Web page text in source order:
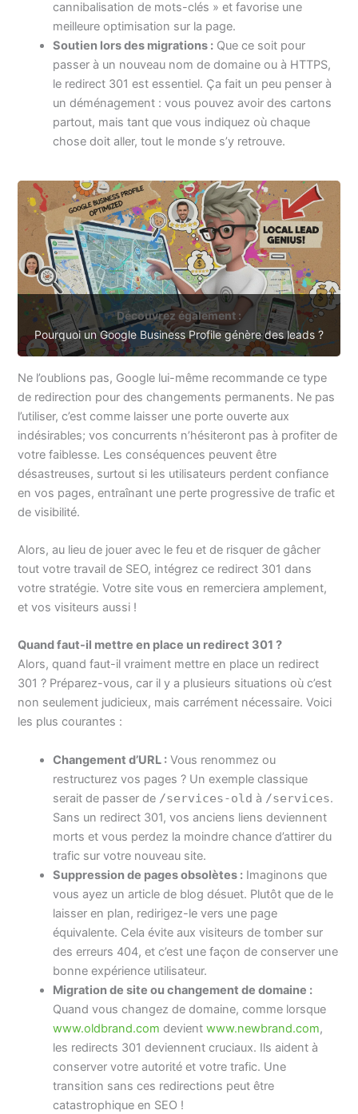
cannibalisation de mots-clés » et favorise une
meilleure optimisation sur la page.
Soutien lors des migrations : Que ce soit pour
passer à un nouveau nom de domaine ou à HTTPS,
le redirect 301 est essentiel. Ça fait un peu penser à
un déménagement : vous pouvez avoir des cartons
partout, mais tant que vous indiquez où chaque
chose doit aller, tout le monde s’y retrouve.
Découvrez également :
Pourquoi un Google Business Profile génère des leads ?
Ne l’oublions pas, Google lui-même recommande ce type
de redirection pour des changements permanents. Ne pas
l’utiliser, c’est comme laisser une porte ouverte aux
indésirables; vos concurrents n’hésiteront pas à profiter de
votre faiblesse. Les conséquences peuvent être
désastreuses, surtout si les utilisateurs perdent confiance
en vos pages, entraînant une perte progressive de trafic et
de visibilité.
Alors, au lieu de jouer avec le feu et de risquer de gâcher
tout votre travail de SEO, intégrez ce redirect 301 dans
votre stratégie. Votre site vous en remerciera amplement,
et vos visiteurs aussi !
Quand faut-il mettre en place un redirect 301 ?
Alors, quand faut-il vraiment mettre en place un redirect
301 ? Préparez-vous, car il y a plusieurs situations où c’est
non seulement judicieux, mais carrément nécessaire. Voici
les plus courantes :
Changement d’URL : Vous renommez ou
restructurez vos pages ? Un exemple classique
serait de passer de /services-old à /services.
Sans un redirect 301, vos anciens liens deviennent
morts et vous perdez la moindre chance d’attirer du
trafic sur votre nouveau site.
Suppression de pages obsolètes : Imaginons que
vous ayez un article de blog désuet. Plutôt que de le
laisser en plan, redirigez-le vers une page
équivalente. Cela évite aux visiteurs de tomber sur
des erreurs 404, et c’est une façon de conserver une
bonne expérience utilisateur.
Migration de site ou changement de domaine :
Quand vous changez de domaine, comme lorsque
www.oldbrand.com devientwww.newbrand.com,
les redirects 301 deviennent cruciaux. Ils aident à
conserver votre autorité et votre trafic. Une
transition sans ces redirections peut être
catastrophique en SEO !